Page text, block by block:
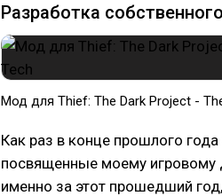
Разработка
Мод для Thief: The Dark Project -
Как раз в конце прошлого
посвященные моему игровому
именно за этот прошедший